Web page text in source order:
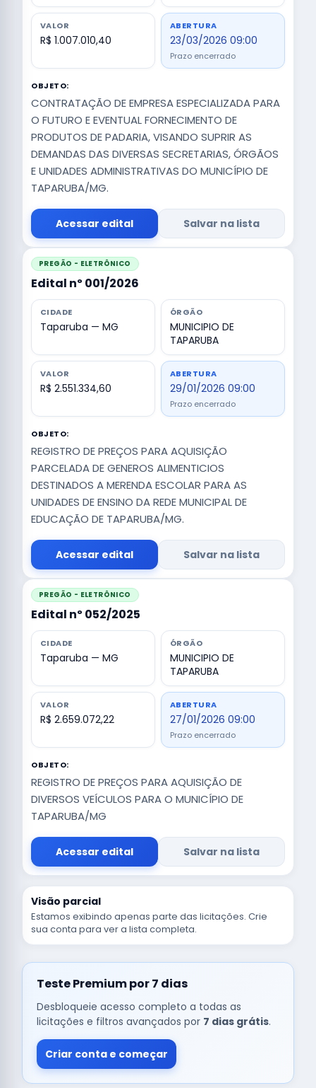
VALOR
R$ 1.007.010,40
ABERTURA
23/03/2026 09:00
Prazo encerrado
OBJETO:
CONTRATAÇÃO DE EMPRESA ESPECIALIZADA PARA
O FUTURO E EVENTUAL FORNECIMENTO DE
PRODUTOS DE PADARIA, VISANDO SUPRIR AS
DEMANDAS DAS DIVERSAS SECRETARIAS, ÓRGÃOS
E UNIDADES ADMINISTRATIVAS DO MUNICÍPIO DE
TAPARUBA/MG.
Acessar edital Salvar na lista
PREGÃO - ELETRÔNICO
Edital nº 001/2026
CIDADE
Taparuba — MG
ÓRGÃO
MUNICIPIO DE
TAPARUBA
VALOR
R$ 2.551.334,60
ABERTURA
29/01/2026 09:00
Prazo encerrado
OBJETO:
REGISTRO DE PREÇOS PARA AQUISIÇÃO
PARCELADA DE GENEROS ALIMENTICIOS
DESTINADOS A MERENDA ESCOLAR PARA AS
UNIDADES DE ENSINO DA REDE MUNICIPAL DE
EDUCAÇÃO DE TAPARUBA/MG.
Acessar edital Salvar na lista
PREGÃO - ELETRÔNICO
Edital nº 052/2025
CIDADE
Taparuba — MG
ÓRGÃO
MUNICIPIO DE
TAPARUBA
VALOR
R$ 2.659.072,22
ABERTURA
27/01/2026 09:00
Prazo encerrado
OBJETO:
REGISTRO DE PREÇOS PARA AQUISIÇÃO DE
DIVERSOS VEÍCULOS PARA O MUNICÍPIO DE
TAPARUBA/MG
Acessar edital Salvar na lista
Visão parcial
Estamos exibindo apenas parte das licitações. Crie
sua conta para ver a lista completa.
Teste Premium por 7 dias
Desbloqueie acesso completo a todas as
licitações e filtros avançados por 7 dias grátis.
Criar conta e começar